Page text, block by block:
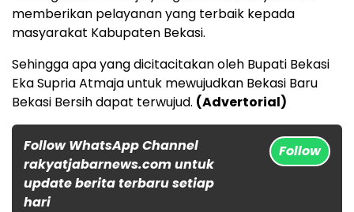
memberikan pelayanan yang terbaik kepada
masyarakat Kabupaten Bekasi.
Sehingga apa yang dicitacitakan oleh Bupati Bekasi
Eka Supria Atmaja untuk mewujudkan Bekasi Baru
Bekasi Bersih dapat terwujud. (Advertorial)
Follow WhatsApp Channel
rakyatjabarnews.com untuk
update berita terbaru setiap
hari
Follow